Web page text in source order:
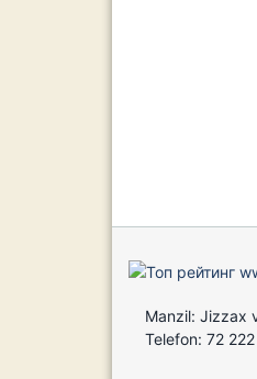
Manzil: Jizzax
Telefon: 72